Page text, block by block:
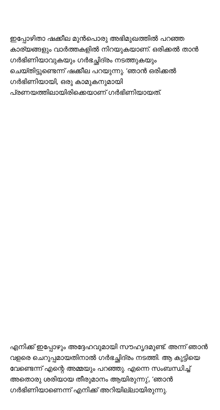
ഇപ്പോഴിതാ ഷക്കീല മുൻപൊരു അഭിമുഖത്തിൽ പറഞ്ഞ
കാര്യങ്ങളും വാർത്തകളിൽ നിറയുകയാണ്. ഒരിക്കൽ താൻ
ഗർഭിണിയാവുകയും ഗർഭച്ഛിദ്രം നടത്തുകയും
ചെയ്തിട്ടുണ്ടെന്ന് ഷക്കീല പറയുന്നു. ‘ഞാൻ ഒരിക്കൽ
ഗർഭിണിയായി, ഒരു കാമുകനുമായി
പ്രണയത്തിലായിരിക്കെയാണ് ഗർഭിണിയായത്.
എനിക്ക് ഇപ്പോഴും അദ്ദേഹവുമായി സൗഹൃദമുണ്ട്. അന്ന് ഞാൻ
വളരെ ചെറുപ്പമായതിനാൽ ഗർഭച്ഛിദ്രം നടത്തി. ആ കുട്ടിയെ
വേണ്ടെന്ന് എന്റെ അമ്മയും പറഞ്ഞു. എന്നെ സംബന്ധിച്ച്
അതൊരു ശരിയായ തീരുമാനം ആയിരുന്നു’, ‘ഞാൻ
ഗർഭിണിയാണെന്ന് എനിക്ക് അറിയില്ലായിരുന്നു.